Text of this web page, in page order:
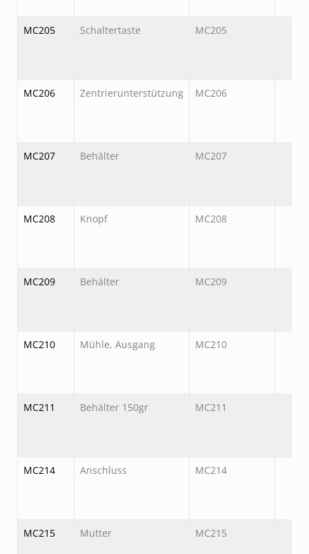
MC205 Schaltertaste MC205
MC206 Zentrierunterstützung MC206
MC207 Behälter MC207
MC208 Knopf MC208
MC209 Behälter MC209
MC210 Mühle, Ausgang MC210
MC211 Behälter 150gr MC211
MC214 Anschluss MC214
MC215 Mutter MC215